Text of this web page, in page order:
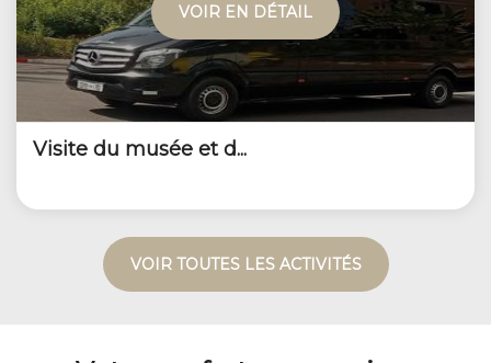
VOIR EN DÉTAIL
Visite du musée et d...
VOIR TOUTES LES ACTIVITÉS